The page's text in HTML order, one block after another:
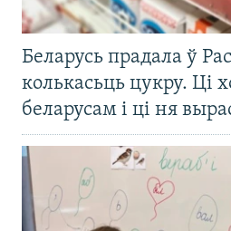
Беларусь прадала ў
колькасьць цукру. Ці
беларусам і ці ня